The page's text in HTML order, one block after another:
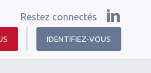
Restez connectés
IDENTIFIEZ-VOUS